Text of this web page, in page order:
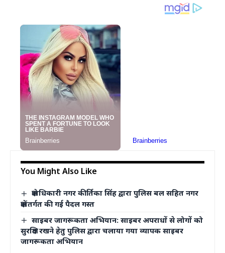
You Might Also Like
क्षेत्राधिकारी नगर कीर्तिका सिंह द्वारा पुलिस बल सहित नगर
क्षेत्रांतर्गत की गई पैदल गस्त
साइबर जागरूकता अभियान: साइबर अपराधों से लोगों को
सुरक्षित रखने हेतु पुलिस द्वारा चलाया गया व्यापक साइबर
जागरूकता अभियान